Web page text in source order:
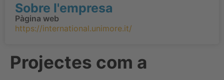
Projectes com a
Sobre l'empresa
Pàgina web
https://international.unimore.it/